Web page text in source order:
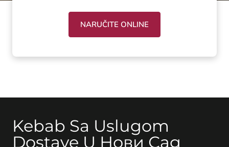
NARUČITE ONLINE
Kebab Sa Uslugom
Dostave U Нови Сад